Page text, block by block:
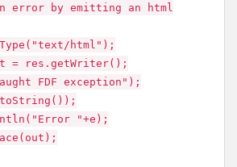
error by emitting an html
html");
= res.getWriter();
FDF exception");
"+e);